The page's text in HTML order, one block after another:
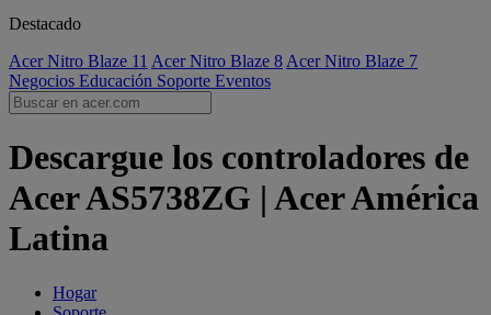
Destacado
Acer Nitro Blaze 11 Acer Nitro Blaze 8 Acer Nitro Blaze 7
Negocios Educación Soporte Eventos
Descargue los controladores de
Acer AS5738ZG | Acer América
Latina
Hogar